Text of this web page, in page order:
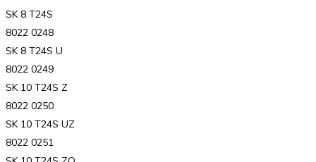
SK 8 T24S
8022 0248
SK 8 T24S U
8022 0249
SK 10 T24S Z
8022 0250
SK 10 T24S UZ
8022 0251